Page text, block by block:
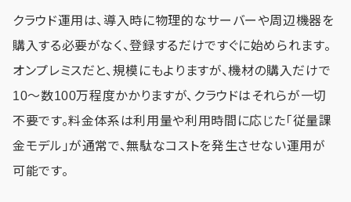
クラウド運用は、導入時に物理的なサーバーや周辺機器を
購入する必要がなく、登録するだけですぐに始められます。
オンプレミスだと、規模にもよりますが、機材の購入だけで
10～数100万程度かかりますが、クラウドはそれらが一切
不要です。料金体系は利用量や利用時間に応じた「従量課
金モデル」が通常で、無駄なコストを発生させない運用が
可能です。